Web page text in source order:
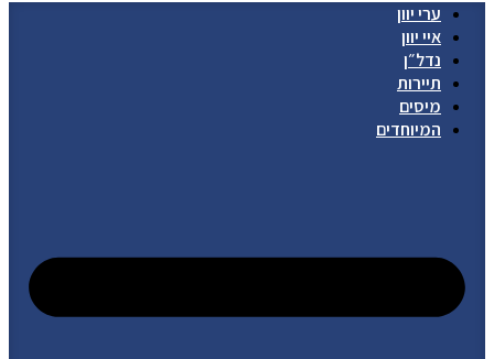
ערי יוון
איי יוון
נדל״ן
תיירות
מיסים
המיוחדים